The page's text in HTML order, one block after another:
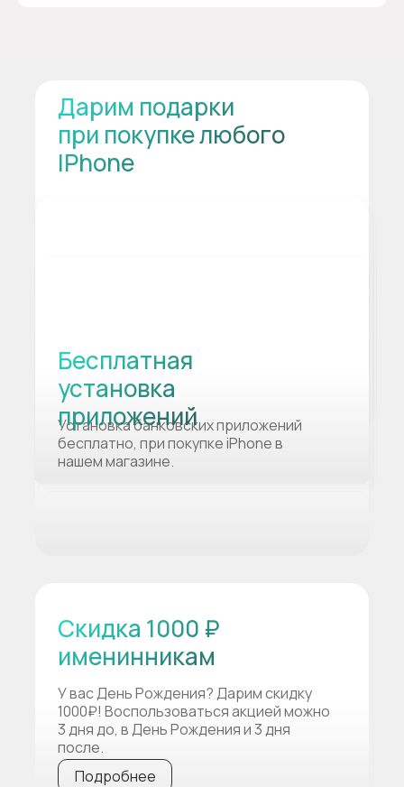
Дарим подарки
при покупке любого
IPhone
Установка банковских приложений
бесплатно, при покупке iPhone в
нашем магазине.
Бесплатная
установка
приложений
Подробнее
Скидка 1000 ₽
именинникам
У вас День Рождения? Дарим скидку
1000₽! Воспользоваться акцией можно
3 дня до, в День Рождения и 3 дня
после.